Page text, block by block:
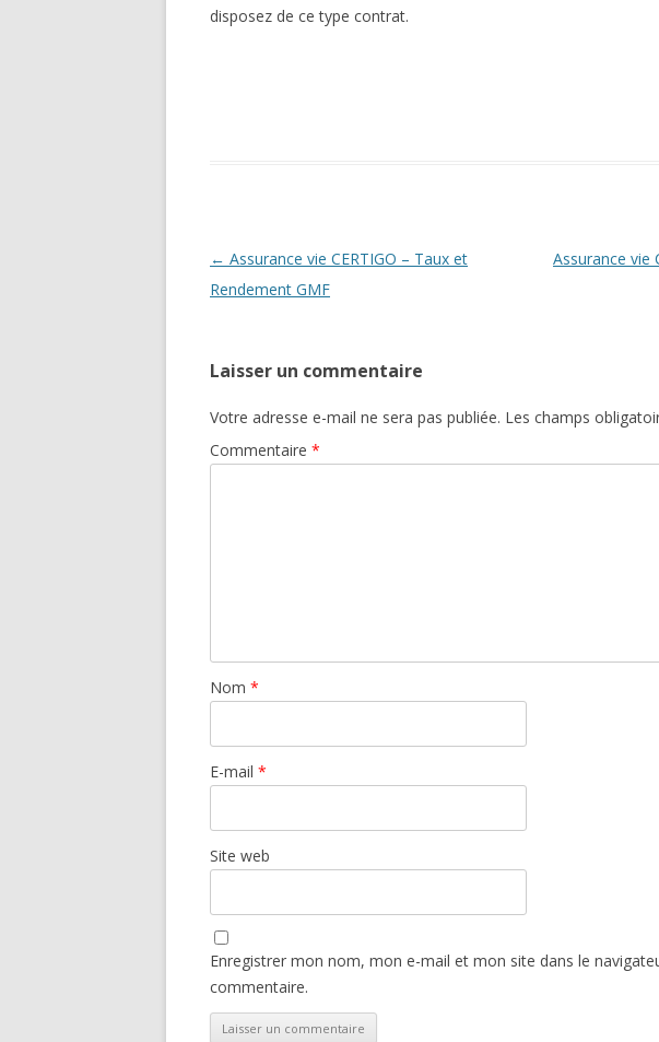
disposez de ce type contrat.
Navigation
des
← Assurance vie CERTIGO – Taux et
Rendement GMF
Assurance vie
Laisser un commentaire
Votre adresse e-mail ne sera pas publiée. Les champs
Commentaire *
Nom *
E-mail *
Site web
Enregistrer mon nom, mon e-mail et mon site dans le
commentaire.